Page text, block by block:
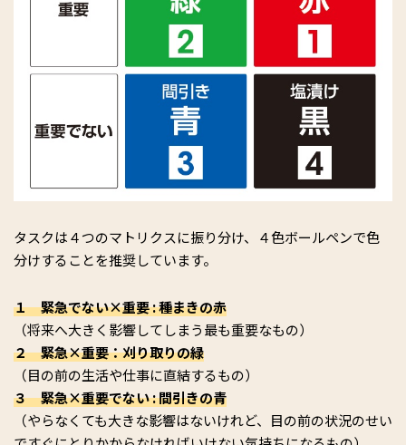
タスクは４つのマトリクスに振り分け、４色ボールペンで色
分けすることを推奨しています。
１ 緊急でない×重要 : 種まきの赤
（将来へ大きく影響してしまう最も重要なもの）
２ 緊急×重要：刈り取りの緑
（目の前の生活や仕事に直結するもの）
３ 緊急×重要でない : 間引きの青
（やらなくても大きな影響はないけれど、目の前の状況のせい